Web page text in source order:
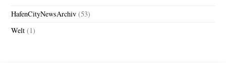
HafenCityNewsArchiv (53)
Welt (1)